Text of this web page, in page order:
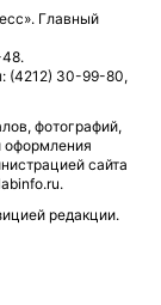
Главный
(4212) 30-99-80,
фотографий,
оформления
сайта
редакции.